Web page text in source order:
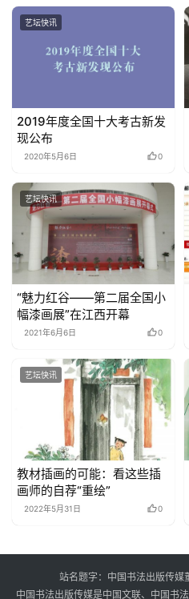
艺坛快讯
2019年度全国十大考古新发
现公布
2020年5月6日 0
艺坛快讯
“魅力红谷——第二届全国小
幅漆画展”在江西开幕
2021年6月6日 0
艺坛快讯
教材插画的可能：看这些插
画师的自荐“重绘”
2022年5月31日 0
站名题字：中国书法出版传媒
中国书法出版传媒是中国文联、中国书